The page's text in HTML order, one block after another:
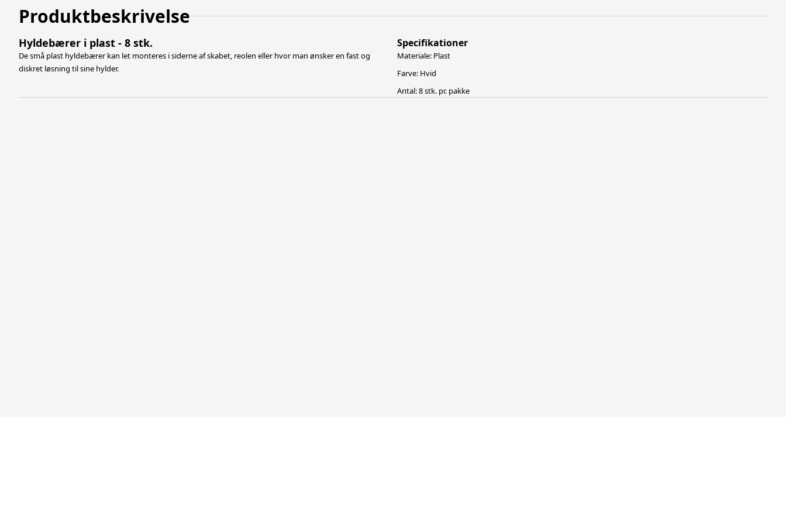
Produktbeskrivelse
Hyldebærer i plast - 8 stk.
De små plast hyldebærer kan let monteres i siderne af skabet, reolen eller hvor man ønsker en fast og
diskret løsning til sine hylder.
Specifikationer
Materiale: Plast
Farve: Hvid
Antal: 8 stk. pr. pakke